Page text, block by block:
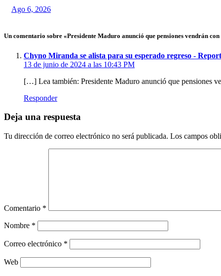
Ago 6, 2026
Un comentario sobre «Presidente Maduro anunció que pensiones vendrán
Chyno Miranda se alista para su esperado regreso -
13 de junio de 2024 a las 10:43 PM
[…] Lea también: Presidente Maduro anunció que pensiones
Responder
Deja una respuesta
Tu dirección de correo electrónico no será publicada. Los campos
Comentario *
Nombre *
Correo electrónico *
Web